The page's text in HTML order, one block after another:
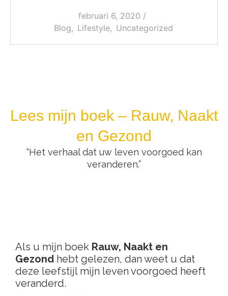
februari 6, 2020 /
Blog, Lifestyle, Uncategorized
Lees mijn boek – Rauw, Naakt
en Gezond
“Het verhaal dat uw leven voorgoed kan
veranderen.”
Als u mijn boek Rauw, Naakt en
Gezond hebt gelezen, dan weet u dat
deze leefstijl mijn leven voorgoed heeft
veranderd.